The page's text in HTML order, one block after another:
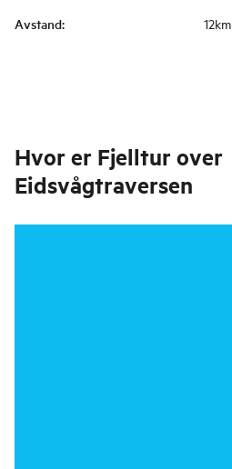
Avstand: 12km
Hvor er Fjelltur over
Eidsvågtraversen